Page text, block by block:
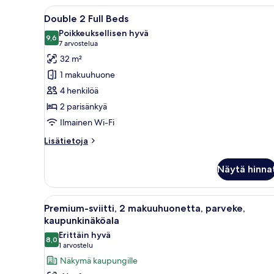
Avaa
kaikki
huonetyypin
Double
2
Full
Beds
kuvat
Hotellihuone, jossa on kaksi
5
Double 2 Full Beds
9,69,6 kautta 10
Poikkeuksellisen hyvä
7 arvostelua
(7
arvostelua)
32 m²
1 makuuhuone
4 henkilöä
2 parisänkyä
Ilmainen Wi-Fi
Lisätietoja
Lisätietoja
Full
Beds
Näytä
Avaa
kaikki
huonetyypin
Premium-
sviitti,
Hotellihuone, jossa on suuri
5
Premium-sviitti, 2 makuuhuonetta, parveke,
kaupunkinäköala
8,08,0 kautta 10
Erittäin hyvä
1 arvostelu
(1
arvostelu)
Näkymä kaupungille